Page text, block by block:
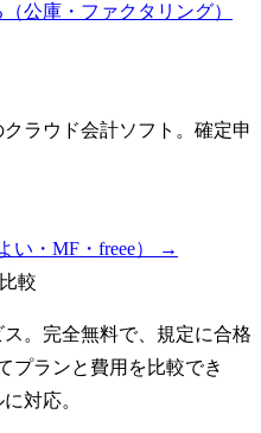
公庫・ファクタリング）
ラウド会計ソフト。確定申
・MF・freee）
→
較
。完全無料で、規定に合格
プランと費用を比較でき
対応。